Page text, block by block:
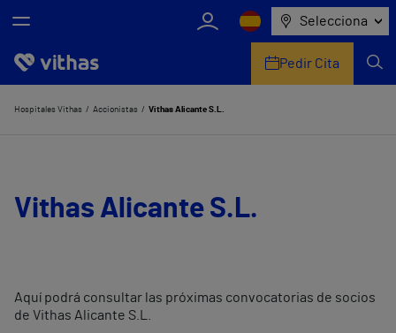
Selecciona
Nosotros
Comunicación
Pedir Cita
Hospitales Vithas Accionistas Vithas Alicante S.L.
Vithas Alicante S.L.
Aquí podrá consultar las próximas convocatorias de socios
de Vithas Alicante S.L.